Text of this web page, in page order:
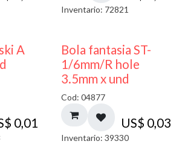
Inventario: 72821
A
0,01
Bola fantasia ST-
1/6mm/R hole
3.5mm x und
Cod: 04877
US$ 0,03
Inventario: 39330